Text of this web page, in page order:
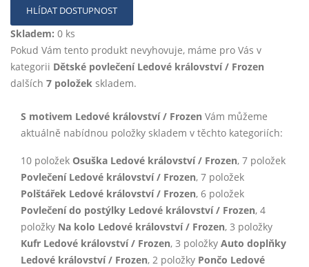
HLÍDAT DOSTUPNOST
Skladem: 0 ks
Pokud Vám tento produkt nevyhovuje, máme pro Vás v
kategorii Dětské povlečení Ledové království / Frozen
dalších 7 položek skladem.
S motivem Ledové království / Frozen Vám můžeme
aktuálně nabídnou položky skladem v těchto kategoriích:
10 položek Osuška Ledové království / Frozen, 7 položek
Povlečení Ledové království / Frozen, 7 položek
Polštářek Ledové království / Frozen, 6 položek
Povlečení do postýlky Ledové království / Frozen, 4
položky Na kolo Ledové království / Frozen, 3 položky
Kufr Ledové království / Frozen, 3 položky Auto doplňky
Ledové království / Frozen, 2 položky Pončo Ledové